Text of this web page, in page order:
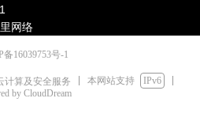
网络
备16039753号-1
计算及安全服务 本网站支持
IPv6
by CloudDream